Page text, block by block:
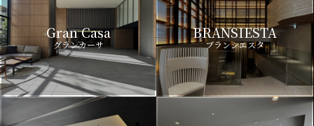
Gran Casa
グランカーサ
BRANSIESTA
ブランシエスタ